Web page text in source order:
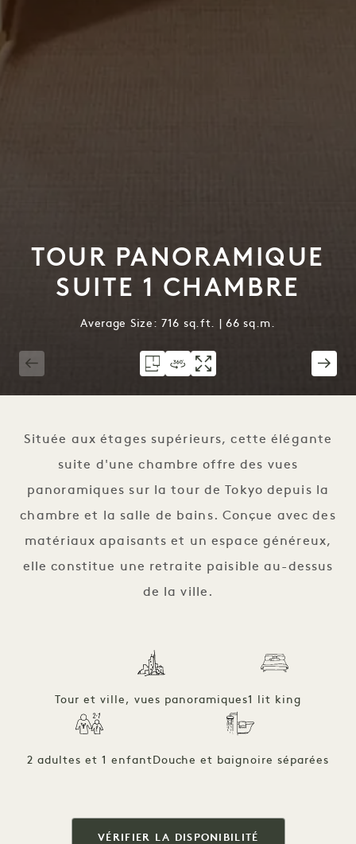
TOUR PANORAMIQUE
SUITE 1 CHAMBRE
Average Size: 716 sq.ft. | 66 sq.m.
Située aux étages supérieurs, cette élégante
suite d'une chambre offre des vues
panoramiques sur la tour de Tokyo depuis la
chambre et la salle de bains. Conçue avec des
matériaux apaisants et un espace généreux,
elle constitue une retraite paisible au-dessus
de la ville.
Tour et ville, vues panoramiques1 lit king
2 adultes et 1 enfant Douche et baignoire séparées
VÉRIFIER LA DISPONIBILITÉ